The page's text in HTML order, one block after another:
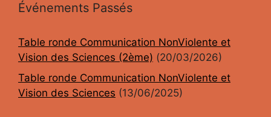
Événements Passés
Table ronde Communication NonViolente et
Vision des Sciences (2ème) (20/03/2026)
Table ronde Communication NonViolente et
Vision des Sciences (13/06/2025)